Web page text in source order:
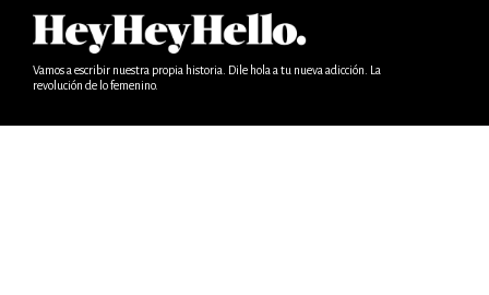
Vamos a escribir nuestra propia historia. Dile hola a tu nueva adicción. La
revolución de lo femenino.